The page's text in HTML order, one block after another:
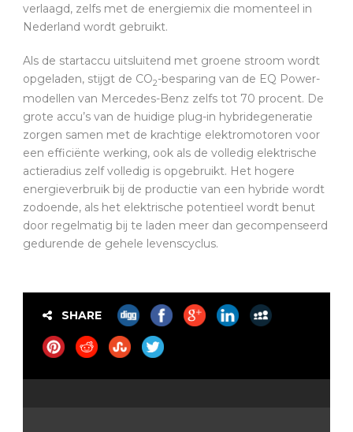
verlaagd, zelfs met de energiemix die momenteel in
Nederland wordt gebruikt.
Als de startaccu uitsluitend met groene stroom wordt
opgeladen, stijgt de CO2-besparing van de EQ Power-
modellen van Mercedes-Benz zelfs tot 70 procent. De
grote accu’s van de huidige plug-in hybridegeneratie
zorgen samen met de krachtige elektromotoren voor
een efficiënte werking, ook als de volledig elektrische
actieradius zelf volledig is opgebruikt. Het hogere
energieverbruik bij de productie van een hybride wordt
zodoende, als het elektrische potentieel wordt benut
door regelmatig bij te laden meer dan gecompenseerd
gedurende de gehele levenscyclus.
SHARE